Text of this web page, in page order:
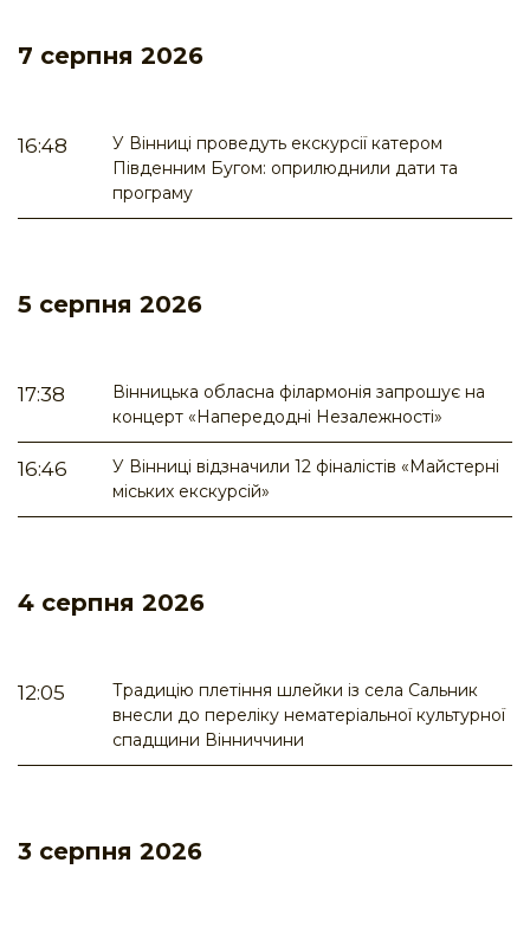
7 серпня 2026
16:48
У Вінниці проведуть екскурсії катером
Південним Бугом: оприлюднили дати та
програму
5 серпня 2026
17:38
Вінницька обласна філармонія запрошує на
концерт «Напередодні Незалежності»
16:46
У Вінниці відзначили 12 фіналістів «Майстерні
міських екскурсій»
4 серпня 2026
12:05
Традицію плетіння шлейки із села Сальник
внесли до переліку нематеріальної культурної
спадщини Вінниччини
3 серпня 2026